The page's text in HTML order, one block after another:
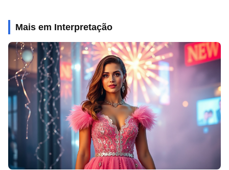
Mais em Interpretação